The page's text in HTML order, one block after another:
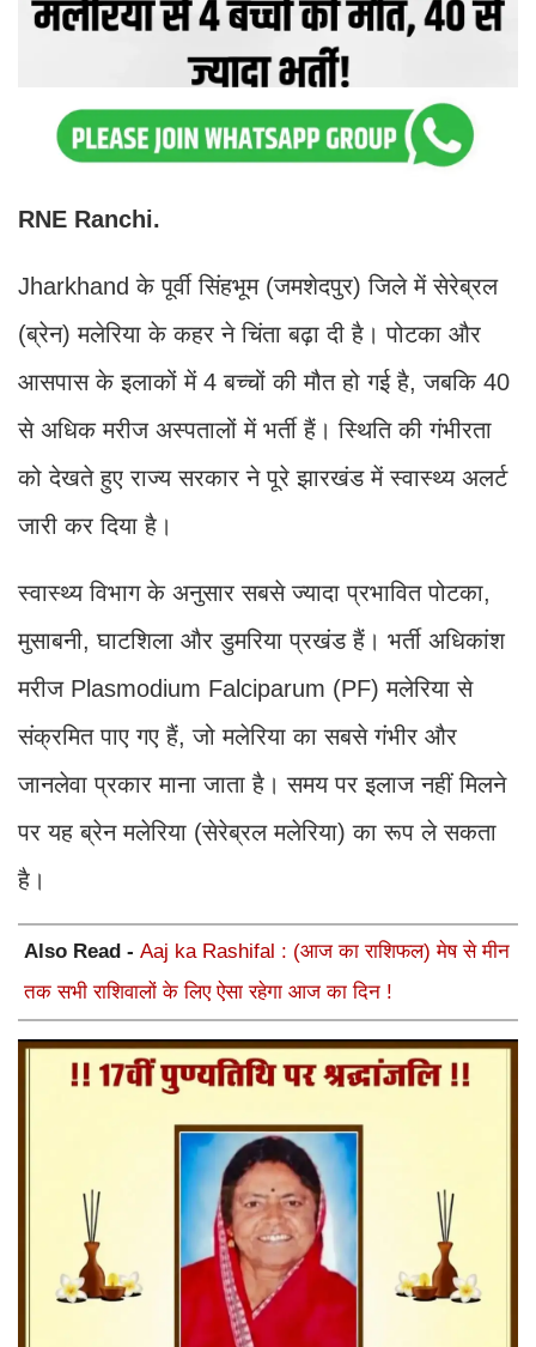
RNE Ranchi.
Jharkhand के पूर्वी सिंहभूम (जमशेदपुर) जिले में सेरेब्रल
(ब्रेन) मलेरिया के कहर ने चिंता बढ़ा दी है। पोटका और
आसपास के इलाकों में 4 बच्चों की मौत हो गई है, जबकि 40
से अधिक मरीज अस्पतालों में भर्ती हैं। स्थिति की गंभीरता
को देखते हुए राज्य सरकार ने पूरे झारखंड में स्वास्थ्य अलर्ट
जारी कर दिया है।
स्वास्थ्य विभाग के अनुसार सबसे ज्यादा प्रभावित पोटका,
मुसाबनी, घाटशिला और डुमरिया प्रखंड हैं। भर्ती अधिकांश
मरीज Plasmodium Falciparum (PF) मलेरिया से
संक्रमित पाए गए हैं, जो मलेरिया का सबसे गंभीर और
जानलेवा प्रकार माना जाता है। समय पर इलाज नहीं मिलने
पर यह ब्रेन मलेरिया (सेरेब्रल मलेरिया) का रूप ले सकता
है।
Also Read - Aaj ka Rashifal : (आज का राशिफल) मेष से मीन
तक सभी राशिवालों के लिए ऐसा रहेगा आज का दिन !